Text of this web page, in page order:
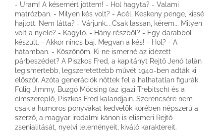
- Uram! A késemért jöttem! - Hol hagyta? - Valami
matrózban. - Milyen kés volt? - Acél. Keskeny penge, kissé
hajlott. Nem látta? - Várjunk... Csak lassan, kérem... Milyen
volt a nyele? - Kagyló. - Hány részből? - Egy darabból
készült. - Akkor nincs baj. Megvan a kés! - Hol? - A
hátamban. - Köszönöm. Ki ne ismerné az idézett
párbeszédet? A Piszkos Fred, a kapitányt Rejtő Jenő talán
legismertebb, legszeretettebb művét 1940-ben adták ki
először. Azóta generációk nőttek fel a halhatatlan figurák
Fülig Jimmy, Buzgó Mócsing (az igazi Trebitsch) és a
címszereplő, Piszkos Fred kalandjain. Szerencsére nem
csak a humoros ponyvákat kedvelők körében népszerű a
szerző, a magyar irodalmi kánon is elismeri Rejtő
zsenialitását, nyelvi leleményeit, kiváló karaktereit.